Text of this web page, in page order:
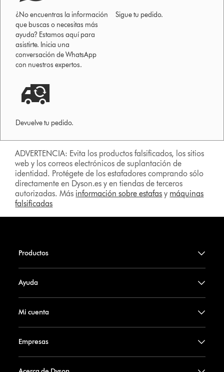
¿No encuentras la información
que buscas o necesitas más
ayuda? Estamos aquí para
asistirte. Inicia una
conversación de WhatsApp
con nuestros expertos.
Sigue tu pedido.
Devuelve tu pedido.
ADVERTENCIA: Evita los productos falsificados, los sitios
web y los correos electrónicos de suplantación de
identidad. Protégete de los estafadores comprando sólo
directamente en Dyson.es y en tiendas de terceros
autorizadas. Más información sobre estafas y máquinas
falsificadas
Productos
Ayuda
Mi cuenta
Empresas